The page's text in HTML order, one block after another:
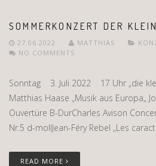
SOMMERKONZERT DER
27.06.2022 MATTHIAS
NO COMMENTS
Sonntag 3. Juli 2022 17 Uhr „die
Matthias Haase „Musik aus Europa„
Ouvertüre B-DurCharles Avison
Nr.5 d-mollJean-Féry Rebel „Les
READ MORE